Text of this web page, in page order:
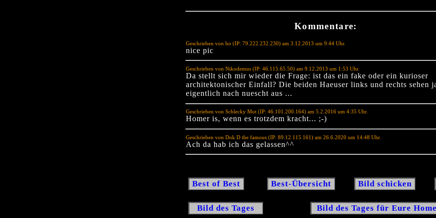
Kommentare:
Geschrieben von ho (IP: 79.222.232.230) am 3.12.2013 um 9:44 Uhr.
nice pic
Geschrieben von Nikodemus (IP: 46.115.65.50) am 9.12.2013 um 1:53 Uhr.
Da stellt sich mir wieder die Frage: ist das ein fake oder ein kurioser
architektonischer Einfall? Die beiden Haeuser links und rechts sehen
eigentlich nach nuescht aus ...
Geschrieben von Schlecky Mut (IP: 46.101.200.164) am 5.2.2016 um 4:35 Uhr.
Homer is, wenn es trotzdem kracht... ;-)
Geschrieben von Dok D the famous (IP: 89.12.115.161) am 26.6.2020 um 14:48 Uhr.
Ach da hab ich das gelassen^^
Best of Best Best-Übersicht Bild schicken
Bild des Tages Bild des Tages für Eure